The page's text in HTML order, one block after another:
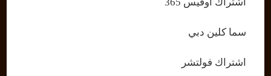
سما كلين دبي
اشتراك فولتشر